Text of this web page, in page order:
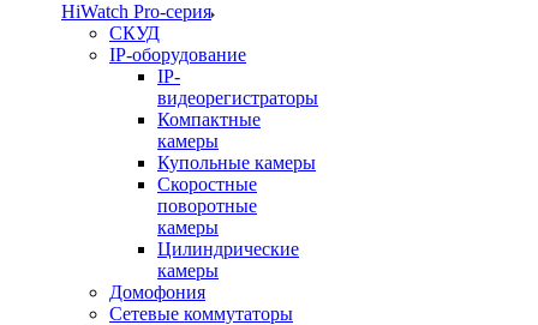
HiWatch Pro-серия
CКУД
IP-оборудование
IP-
видеорегистраторы
Компактные
камеры
Купольные камеры
Скоростные
поворотные
камеры
Цилиндрические
камеры
Домофония
Сетевые коммутаторы